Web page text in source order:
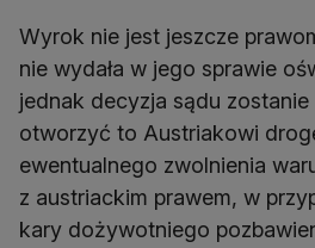
Wyrok nie jest jeszcze
nie wydała w jego sprawie
jednak decyzja sądu
otworzyć to Austriakowi
ewentualnego zwolnienia
z austriackim prawem, w
kary dożywotniego